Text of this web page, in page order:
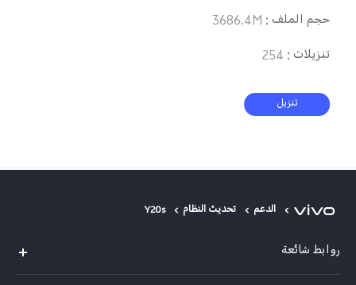
حجم الملف :
3686.4M
تنزيلات:
254
تنزيل
الدعم تحديث النظام Y20s
روابط شائعة